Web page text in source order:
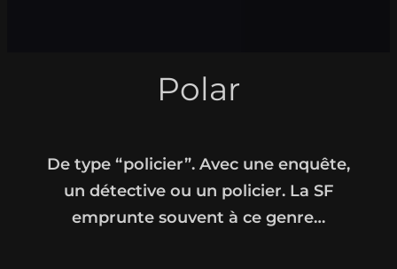
Polar
De type “policier”. Avec une enquête,
un détective ou un policier. La SF
emprunte souvent à ce genre…